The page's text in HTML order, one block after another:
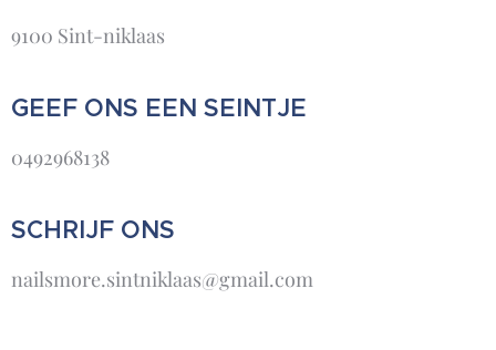
9100 Sint-niklaas
GEEF ONS EEN SEINTJE
0492968138
SCHRIJF ONS
nailsmore.sintniklaas@gmail.com